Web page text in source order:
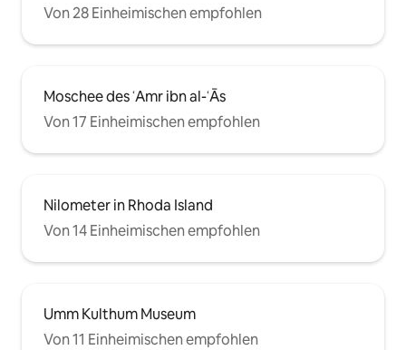
Von 28 Einheimischen empfohlen
Moschee des ʿAmr ibn al-ʿĀs
Von 17 Einheimischen empfohlen
Nilometer in Rhoda Island
Von 14 Einheimischen empfohlen
Umm Kulthum Museum
Von 11 Einheimischen empfohlen